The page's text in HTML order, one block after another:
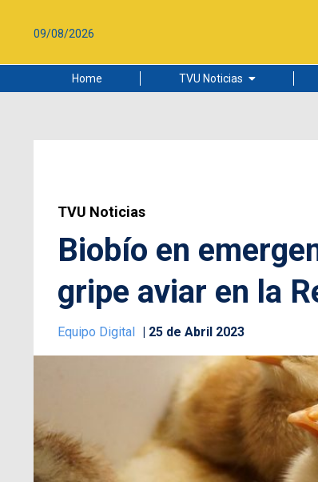
09/08/2026
Home TVU Noticias
Ciudad
TVU Noticias
Biobío en
gripe aviar en la
Equipo Digital 25 de Abril 2023